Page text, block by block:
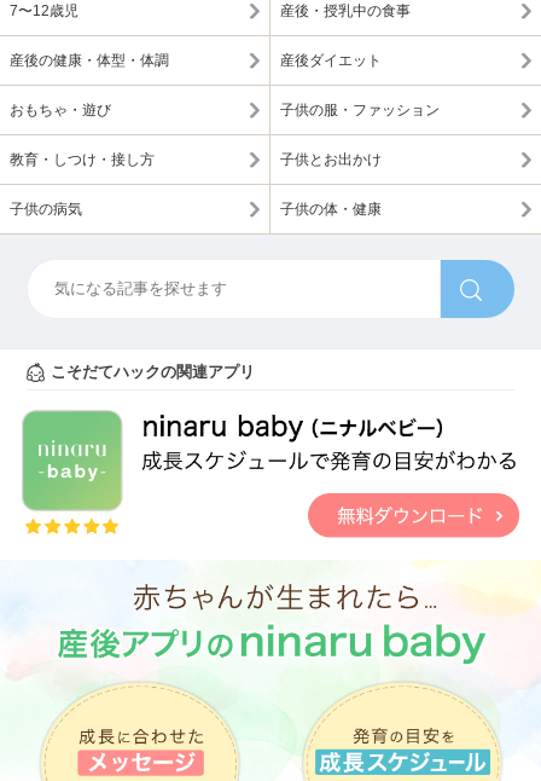
7〜12歳児 産後・授乳中の食事
産後の健康・体型・体調 産後ダイエット
おもちゃ・遊び 子供の服・ファッション
教育・しつけ・接し方 子供とお出かけ
子供の病気 子供の体・健康
こそだてハックの関連アプリ